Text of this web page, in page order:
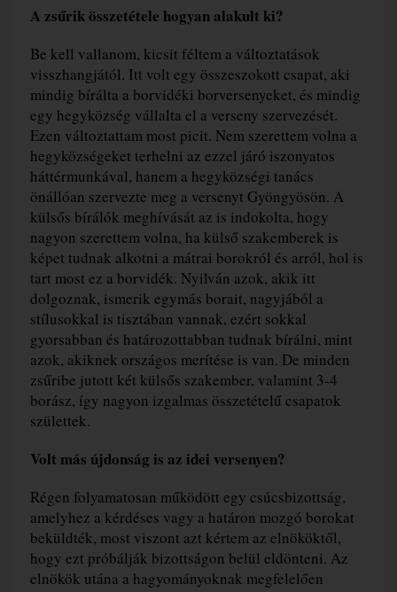
A zsűrik összetétele hogyan alakult ki?
Be kell vallanom, kicsit féltem a változtatások
visszhangjától. Itt volt egy összeszokott csapat, aki
mindig bírálta a borvidéki borversenyeket, és mindig
egy hegyközség vállalta el a verseny szervezését.
Ezen változtattam most picit. Nem szerettem volna a
hegyközségeket terhelni az ezzel járó iszonyatos
háttérmunkával, hanem a hegyközségi tanács
önállóan szervezte meg a versenyt Gyöngyösön. A
külsős bírálók meghívását az is indokolta, hogy
nagyon szerettem volna, ha külső szakemberek is
képet tudnak alkotni a mátrai borokról és arról, hol is
tart most ez a borvidék. Nyilván azok, akik itt
dolgoznak, ismerik egymás borait, nagyjából a
stílusokkal is tisztában vannak, ezért sokkal
gyorsabban és határozottabban tudnak bírálni, mint
azok, akiknek országos merítése is van. De minden
zsűribe jutott két külsős szakember, valamint 3-4
borász, így nagyon izgalmas összetételű csapatok
születtek.
Volt más újdonság is az idei versenyen?
Régen folyamatosan működött egy csúcsbizottság,
amelyhez a kérdéses vagy a határon mozgó borokat
beküldték, most viszont azt kértem az elnököktől,
hogy ezt próbálják bizottságon belül eldönteni. Az
elnökök utána a hagyományoknak megfelelően